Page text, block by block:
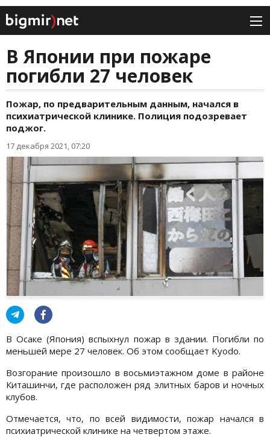
В Японии при пожаре
погибли 27 человек
Пожар, по предварительным данным, начался в
психиатрической клинике. Полиция подозревает
поджог.
17 декабря 2021, 07:20
В Осаке (Япония) вспыхнул пожар в здании. Погибли по
меньшей мере 27 человек. Об этом сообщает Kyodo.
Возгорание произошло в восьмиэтажном доме в районе
Киташинчи, где расположен ряд элитных баров и ночных
клубов.
Отмечается, что, по всей видимости, пожар начался в
психиатрической клинике на четвертом этаже.